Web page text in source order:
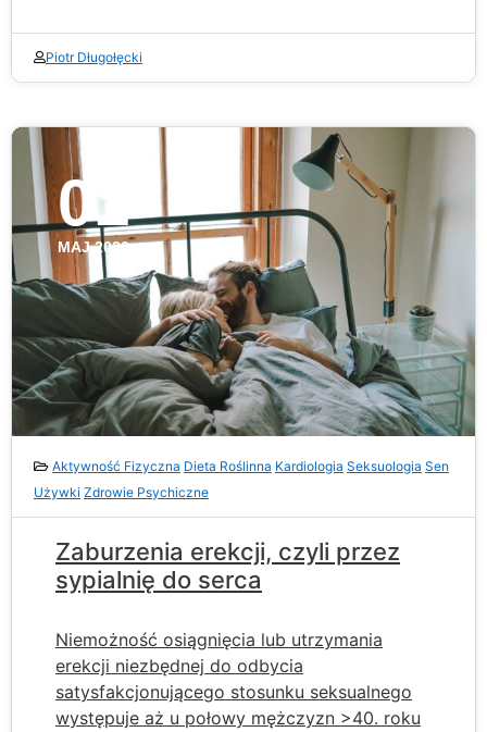
Piotr Długołęcki
01
MAJ 2020
Aktywność Fizyczna Dieta Roślinna Kardiologia Seksuologia Sen
Używki Zdrowie Psychiczne
Zaburzenia erekcji, czyli przez
sypialnię do serca
Niemożność osiągnięcia lub utrzymania
erekcji niezbędnej do odbycia
satysfakcjonującego stosunku seksualnego
występuje aż u połowy mężczyzn >40. roku